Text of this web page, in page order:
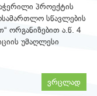
პროექტის
სწავლების
ორგანიზებით ა.წ. 4
უმაღლესი
ვრცლად